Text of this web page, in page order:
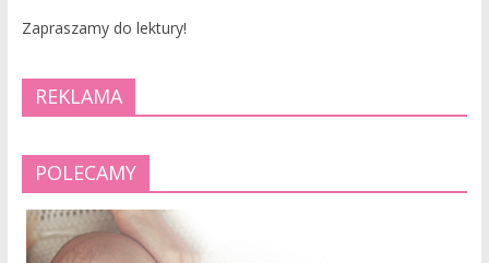
Zapraszamy do lektury!
REKLAMA
POLECAMY